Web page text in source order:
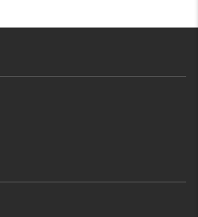
Tone
aantal